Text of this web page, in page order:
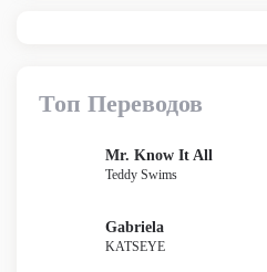
Топ Переводов
Mr. Know It All
Teddy Swims
Gabriela
KATSEYE